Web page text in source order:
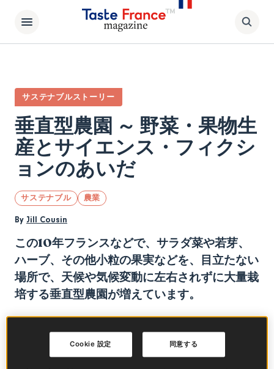
サステナブルストーリー
垂直型農園 ～ 野菜・果物生
産とサイエンス・フィクシ
ョンのあいだ
サステナブル 農業
By Jill Cousin
この10年フランスなどで、サラダ菜や若芽、
ハーブ、その他小粒の果実などを、目立たない
場所で、天候や気候変動に左右されずに大量栽
培する垂直型農園が増えています。
同意する
Cookie 設定